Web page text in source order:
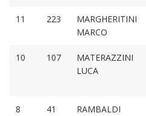
11 223
MARGHERITINI
MARCO
10 107
MATERAZZINI
LUCA
8 41
RAMBALDI